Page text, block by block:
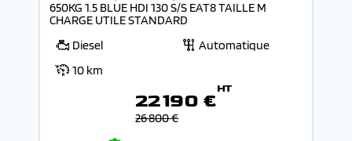
650KG 1.5 BLUE HDI 130 S/S EAT8 TAILLE M
CHARGE UTILE STANDARD
Diesel
Automatique
10 km
22 190 €
HT
26 800 €